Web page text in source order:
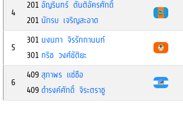
4
201 อัญรินทร์ ตันติอัครศักดิ์
201 นักรบ เจริญสะอาด
5
301 นงนภา จิรรักกานนท์
301 กริช วงศ์ขัติยะ
6
409 สุภาพร แช่ชือ
409 ดำรงค์ศักดิ์ จิระตราชู